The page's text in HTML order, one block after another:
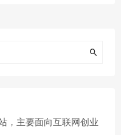
，主要面向互联网创业